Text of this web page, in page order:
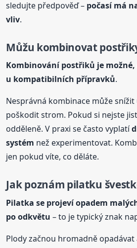
sledujte předpověď – počasí má
vliv.
Můžu kombinovatpostřik
Kombinovánípostřiků je
u kompatibilních přípravků.
Nesprávná kombinace může
poškodit strom. Pokud si nejste
odděleně. V praxi se často vyplatí
systém než experimentovat.
jen pokud víte, co děláte.
Jak poznám pilatku
Pilatka se projeví opadem
po odkvětu – to je typický znak
Plody začnou hromadně